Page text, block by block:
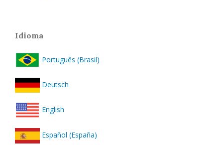
Idioma
Português (Brasil)
Deutsch
English
Español (España)